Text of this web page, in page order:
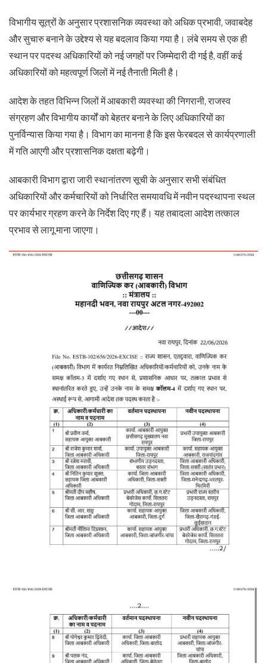
विभागीय सूत्रों के अनुसार प्रशासनिक व्यवस्था को अधिक प्रभावी, जवाबदेह
और सुचारु बनाने के उद्देश्य से यह बदलाव किया गया है। लंबे समय से एक ही
स्थान पर पदस्थ अधिकारियों को नई जगहों पर जिम्मेदारी दी गई है, वहीं कई
अधिकारियों को महत्वपूर्ण जिलों में नई तैनाती मिली है।
आदेश के तहत विभिन्न जिलों में आबकारी व्यवस्था की निगरानी, राजस्व
संग्रहण और विभागीय कार्यों को बेहतर बनाने के लिए अधिकारियों का
पुनर्विन्यास किया गया है। विभाग का मानना है कि इस फेरबदल से कार्यप्रणाली
में गति आएगी और प्रशासनिक दक्षता बढ़ेगी।
आबकारी विभाग द्वारा जारी स्थानांतरण सूची के अनुसार सभी संबंधित
अधिकारियों और कर्मचारियों को निर्धारित समयावधि में नवीन पदस्थापना स्थल
पर कार्यभार ग्रहण करने के निर्देश दिए गए हैं। यह तबादला आदेश तत्काल
प्रभाव से लागू माना जाएगा।